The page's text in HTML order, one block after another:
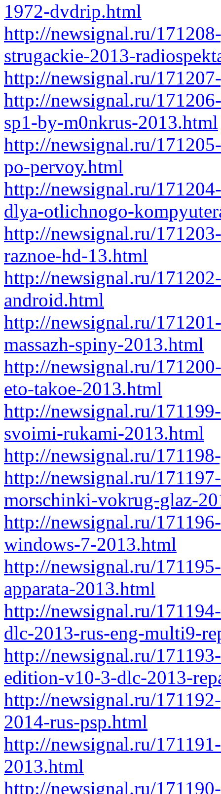
1972-dvdrip.html
http://newsignal.ru/
strugackie-2013-
http://newsignal.ru/
http://newsignal.ru/
sp1-by-m0nkrus-2013.html
http://newsignal.ru/
po-pervoy.html
http://newsignal.ru/
dlya-otlichnogo-
http://newsignal.ru/
raznoe-hd-13.html
http://newsignal.ru/
android.html
http://newsignal.ru/
massazh-spiny-2013.html
http://newsignal.ru/
eto-takoe-2013.html
http://newsignal.ru/
svoimi-rukami-2013.html
http://newsignal.ru/
http://newsignal.ru/
morschinki-vokrug-glaz-
http://newsignal.ru/
windows-7-2013.html
http://newsignal.ru/
apparata-2013.html
http://newsignal.ru/
dlc-2013-rus-eng-multi9-
http://newsignal.ru/
edition-v10-3-dlc-2013-
http://newsignal.ru/
2014-rus-psp.html
http://newsignal.ru/
2013.html
http://newsignal.ru/